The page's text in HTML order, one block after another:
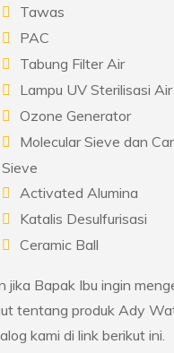
Tawas
PAC
Tabung Filter Air
Lampu UV Sterilisasi Air
Ozone Generator
Molecular Sieve dan
Sieve
Activated Alumina
Katalis Desulfurisasi
Ceramic Ball
jika Bapak Ibu ingin
tentang produk Ady
kami di link berikut ini.